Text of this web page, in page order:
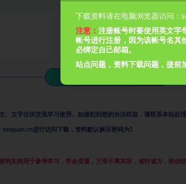
、文字仅供交流学习使用。如侵犯到您的合法权益，请联系本站处理
进行访问下载， 资料默认解压密码为1
料实例 用于参考学习，学会变通，万变不离其宗，省时省力，助你
下载资料请在电脑浏览器访问：
注意： 注册账号时要使用英文字
帐号进行注册，因为该帐号名其
必绑定自己邮箱。
站点问题，资料下载问题，提前